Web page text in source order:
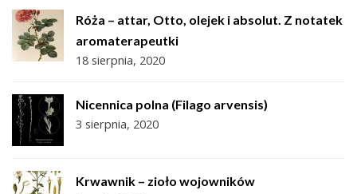
Róża – attar, Otto, olejek i absolut. Z notatek
aromaterapeutki
18 sierpnia, 2020
Nicennica polna (Filago arvensis)
3 sierpnia, 2020
Krwawnik – zioło wojowników